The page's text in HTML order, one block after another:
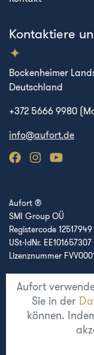
Kontaktiere
Bockenheimer
Deutschland
+372 5666 9980
info@aufort.de
Aufort ®
SMI Group OÜ
Registercode 12517949
USt-IdNr. EE101657307
Lizenznummer
Aufort © 2014 -
Region
Europe
Aufort
Sie in der
können.